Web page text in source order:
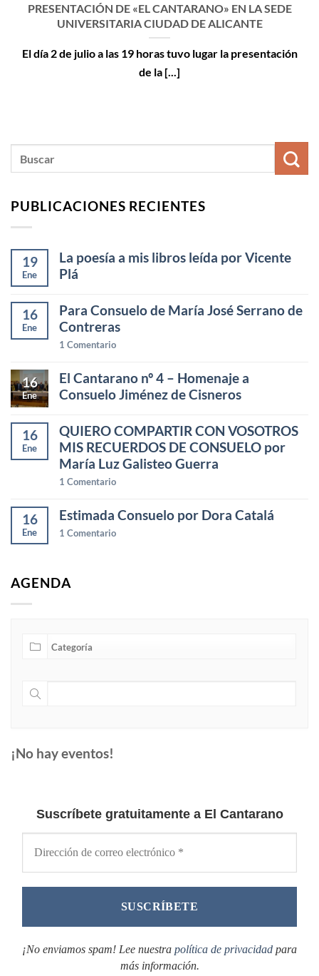
PRESENTACIÓN DE «EL CANTARANO» EN LA SEDE
UNIVERSITARIA CIUDAD DE ALICANTE
El día 2 de julio a las 19 horas tuvo lugar la presentación
de la [...]
PUBLICACIONES RECIENTES
19
Ene
La poesía a mis libros leída por Vicente
Plá
16
Ene
Para Consuelo de María José Serrano de
Contreras
1 Comentario
16
Ene
El Cantarano nº 4 – Homenaje a
Consuelo Jiménez de Cisneros
16
Ene
QUIERO COMPARTIR CON VOSOTROS
MIS RECUERDOS DE CONSUELO por
María Luz Galisteo Guerra
1 Comentario
16
Ene
Estimada Consuelo por Dora Catalá
1 Comentario
AGENDA
¡No hay eventos!
Suscríbete gratuitamente a El Cantarano
¡No enviamos spam! Lee nuestra política de privacidad para
más información.